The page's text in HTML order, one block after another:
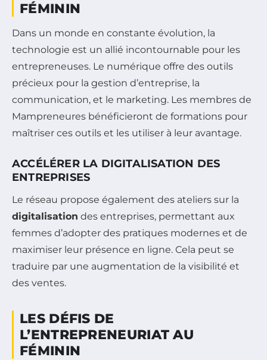
FÉMININ
Dans un monde en constante évolution, la
technologie est un allié incontournable pour les
entrepreneuses. Le numérique offre des outils
précieux pour la gestion d’entreprise, la
communication, et le marketing. Les membres de
Mampreneures bénéficieront de formations pour
maîtriser ces outils et les utiliser à leur avantage.
ACCÉLÉRER LA DIGITALISATION DES
ENTREPRISES
Le réseau propose également des ateliers sur la
digitalisation des entreprises, permettant aux
femmes d’adopter des pratiques modernes et de
maximiser leur présence en ligne. Cela peut se
traduire par une augmentation de la visibilité et
des ventes.
LES DÉFIS DE
L’ENTREPRENEURIAT AU
FÉMININ